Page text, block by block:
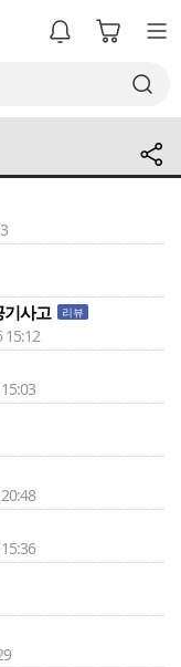
기사고 리뷰